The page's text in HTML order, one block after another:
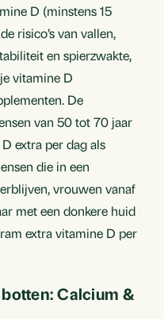
D (minstens 15
risico’s van vallen,
en spierzwakte,
vitamine D
De
van 50 tot 70 jaar
extra per dag als
die in een
vrouwen vanaf
met een donkere huid
extra vitamine D per
Calcium &